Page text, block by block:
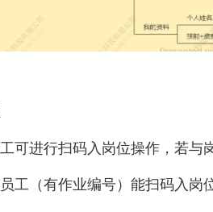
可进行扫码入岗位操作，若与
工（有作业编号）能扫码入岗